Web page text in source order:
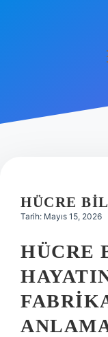
Hakkımızda
HÜCRE
Tarih: Mayıs 15, 2026
HÜCRE